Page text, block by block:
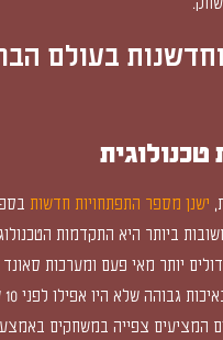
בעולם
ישנן מספר התפתחויות חדשות
ביותר היא התקדמות
יותר מאי פעם ומערכות